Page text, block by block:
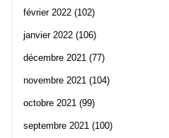
février 2022 (102)
janvier 2022 (106)
décembre 2021 (77)
novembre 2021 (104)
octobre 2021 (99)
septembre 2021 (100)